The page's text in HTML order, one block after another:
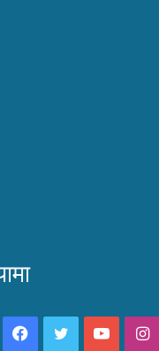
Facebook
Twitter